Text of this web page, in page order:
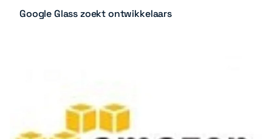
Google Glass zoekt ontwikkelaars